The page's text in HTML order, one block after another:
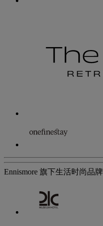
Ennismore 旗下生活时尚品牌